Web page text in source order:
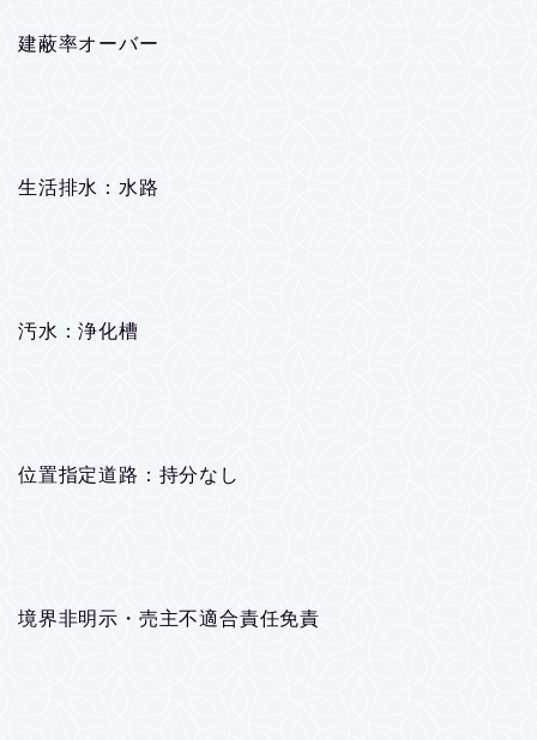
建蔽率オーバー
生活排水：水路
汚水：浄化槽
位置指定道路：持分なし
境界非明示・売主不適合責任免責